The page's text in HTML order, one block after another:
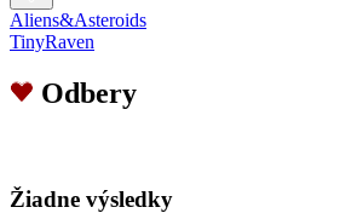
Aliens&Asteroids
TinyRaven
Odbery
Žiadne výsledky